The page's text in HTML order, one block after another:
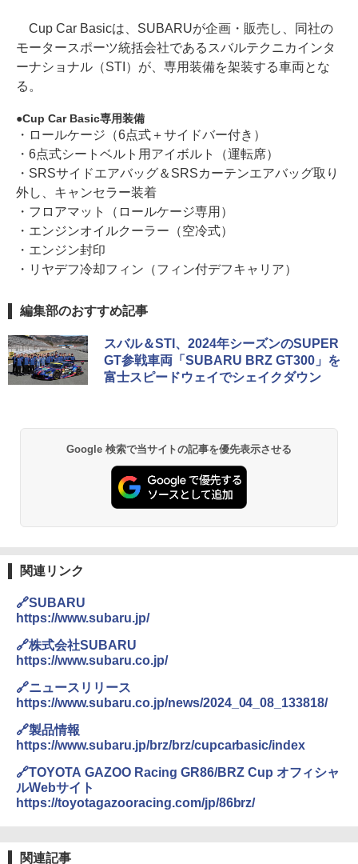
Cup Car Basicは、SUBARUが企画・販売し、同社の
モータースポーツ統括会社であるスバルテクニカインタ
ーナショナル（STI）が、専用装備を架装する車両とな
る。
Cup Car Basic専用装備
・ロールケージ（6点式＋サイドバー付き）
・6点式シートベルト用アイボルト（運転席）
・SRSサイドエアバッグ＆SRSカーテンエアバッグ取り
外し、キャンセラー装着
・フロアマット（ロールケージ専用）
・エンジンオイルクーラー（空冷式）
・エンジン封印
・リヤデフ冷却フィン（フィン付デフキャリア）
編集部のおすすめ記事
スバル＆STI、2024年シーズンのSUPER
GT参戦車両「SUBARU BRZ GT300」を
富士スピードウェイでシェイクダウン
Google 検索で当サイトの記事を優先表示させる
関連リンク
🔗SUBARU
https://www.subaru.jp/
🔗株式会社SUBARU
https://www.subaru.co.jp/
🔗ニュースリリース
https://www.subaru.co.jp/news/2024_04_08_133818/
🔗製品情報
https://www.subaru.jp/brz/brz/cupcarbasic/index
🔗TOYOTA GAZOO Racing GR86/BRZ Cup オフィシャ
ルWebサイト
https://toyotagazooracing.com/jp/86brz/
関連記事